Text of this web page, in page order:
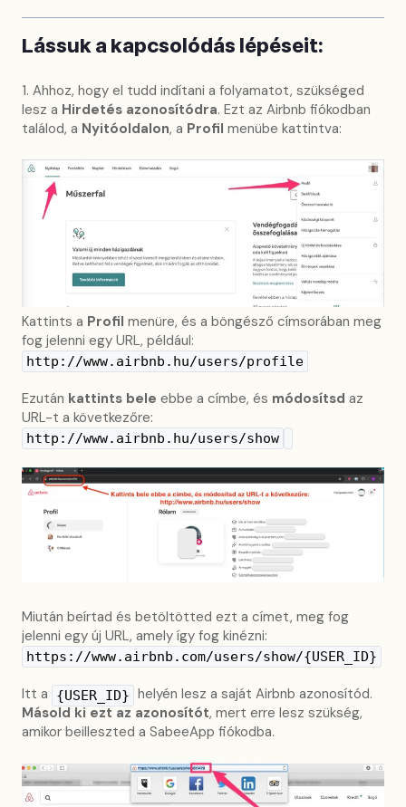
Lássuk a kapcsolódás lépéseit:
1. Ahhoz, hogy el tudd indítani a folyamatot, szükséged
lesz a Hirdetés azonosítódra. Ezt az Airbnb fiókodban
találod, a Nyitóoldalon, a Profil menübe kattintva:
Kattints a Profil menüre, és a böngésző címsorában meg
fog jelenni egy URL, például:
http://www.airbnb.hu/users/profile
Ezután kattints bele ebbe a címbe, és módosítsd az
URL-t a következőre:
http://www.airbnb.hu/users/show
Miután beírtad és betöltötted ezt a címet, meg fog
jelenni egy új URL, amely így fog kinézni:
https://www.airbnb.com/users/show/{USER_ID}
Itt a {USER_ID} helyén lesz a saját Airbnb azonosítód.
Másold ki ezt az azonosítót, mert erre lesz szükség,
amikor beilleszted a SabeeApp fiókodba.